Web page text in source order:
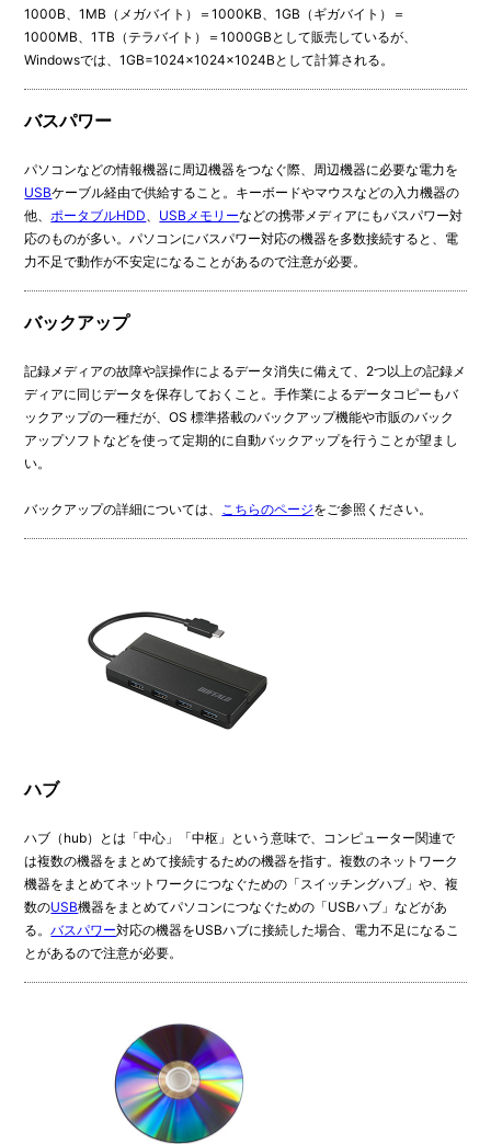
1000B、1MB（メガバイト）＝1000KB、1GB（ギガバイト）＝
1000MB、1TB（テラバイト）＝1000GBとして販売しているが、
Windowsでは、1GB=1024×1024×1024Bとして計算される。
バスパワー
パソコンなどの情報機器に周辺機器をつなぐ際、周辺機器に必要な電力を
USBケーブル経由で供給すること。キーボードやマウスなどの入力機器の
他、 ポータブルHDD USBメモリーなどの携帯メディアにもバスパワー対
応のものが多い。パソコンにバスパワー対応の機器を多数接続すると、電
力不足で動作が不安定になることがあるので注意が必要。
バックアップ
記録メディアの故障や誤操作によるデータ消失に備えて、2つ以上の記録メ
ディアに同じデータを保存しておくこと。手作業によるデータコピーもバ
ックアップの一種だが、OS 標準搭載のバックアップ機能や市販のバック
アップソフトなどを使って定期的に自動バックアップを行うことが望まし
い。
バックアップの詳細については、 こちらのページをご参照ください。
ハブ
ハブ（hub）とは「中心」「中枢」という意味で、コンピューター関連で
は複数の機器をまとめて接続するための機器を指す。複数のネットワーク
機器をまとめてネットワークにつなぐための「スイッチングハブ」や、複
数のUSB機器をまとめてパソコンにつなぐための「USBハブ」などがあ
る。バスパワー対応の機器をUSBハブに接続した場合、電力不足になるこ
とがあるので注意が必要。